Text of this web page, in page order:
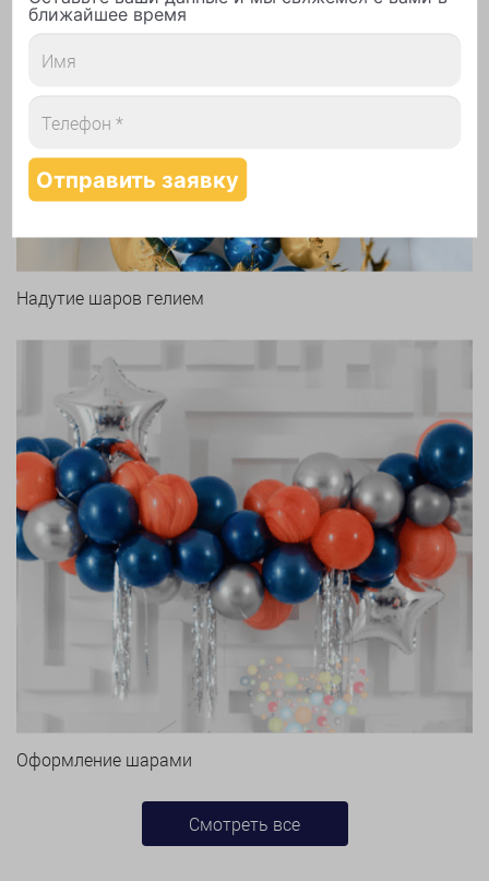
Арки и гирлянды из шаров
Надутие шаров гелием
Оформление шарами
Смотреть все
ближайшее время